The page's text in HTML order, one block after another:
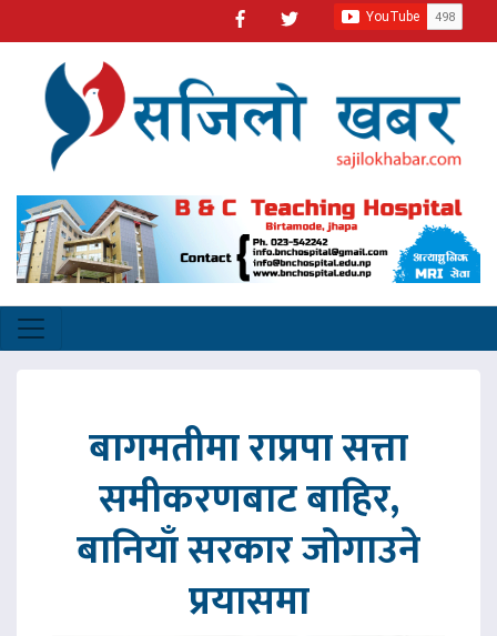
बागमतीमा राप्रपा सत्ता
समीकरणबाट बाहिर,
बानियाँ सरकार जोगाउने
प्रयासमा